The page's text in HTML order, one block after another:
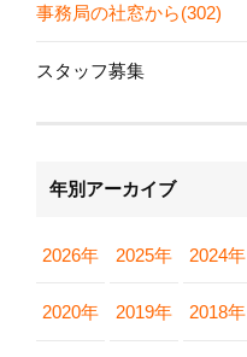
事務局の社窓から(302)
スタッフ募集
年別アーカイブ
2026年 2025年 2024年
2020年 2019年 2018年